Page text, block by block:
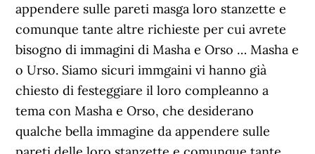
appendere sulle pareti masga loro stanzette e
comunque tante altre richieste per cui avrete
bisogno di immagini di Masha e Orso … Masha e
o Urso. Siamo sicuri immgaini vi hanno già
chiesto di festeggiare il loro compleanno a
tema con Masha e Orso, che desiderano
qualche bella immagine da appendere sulle